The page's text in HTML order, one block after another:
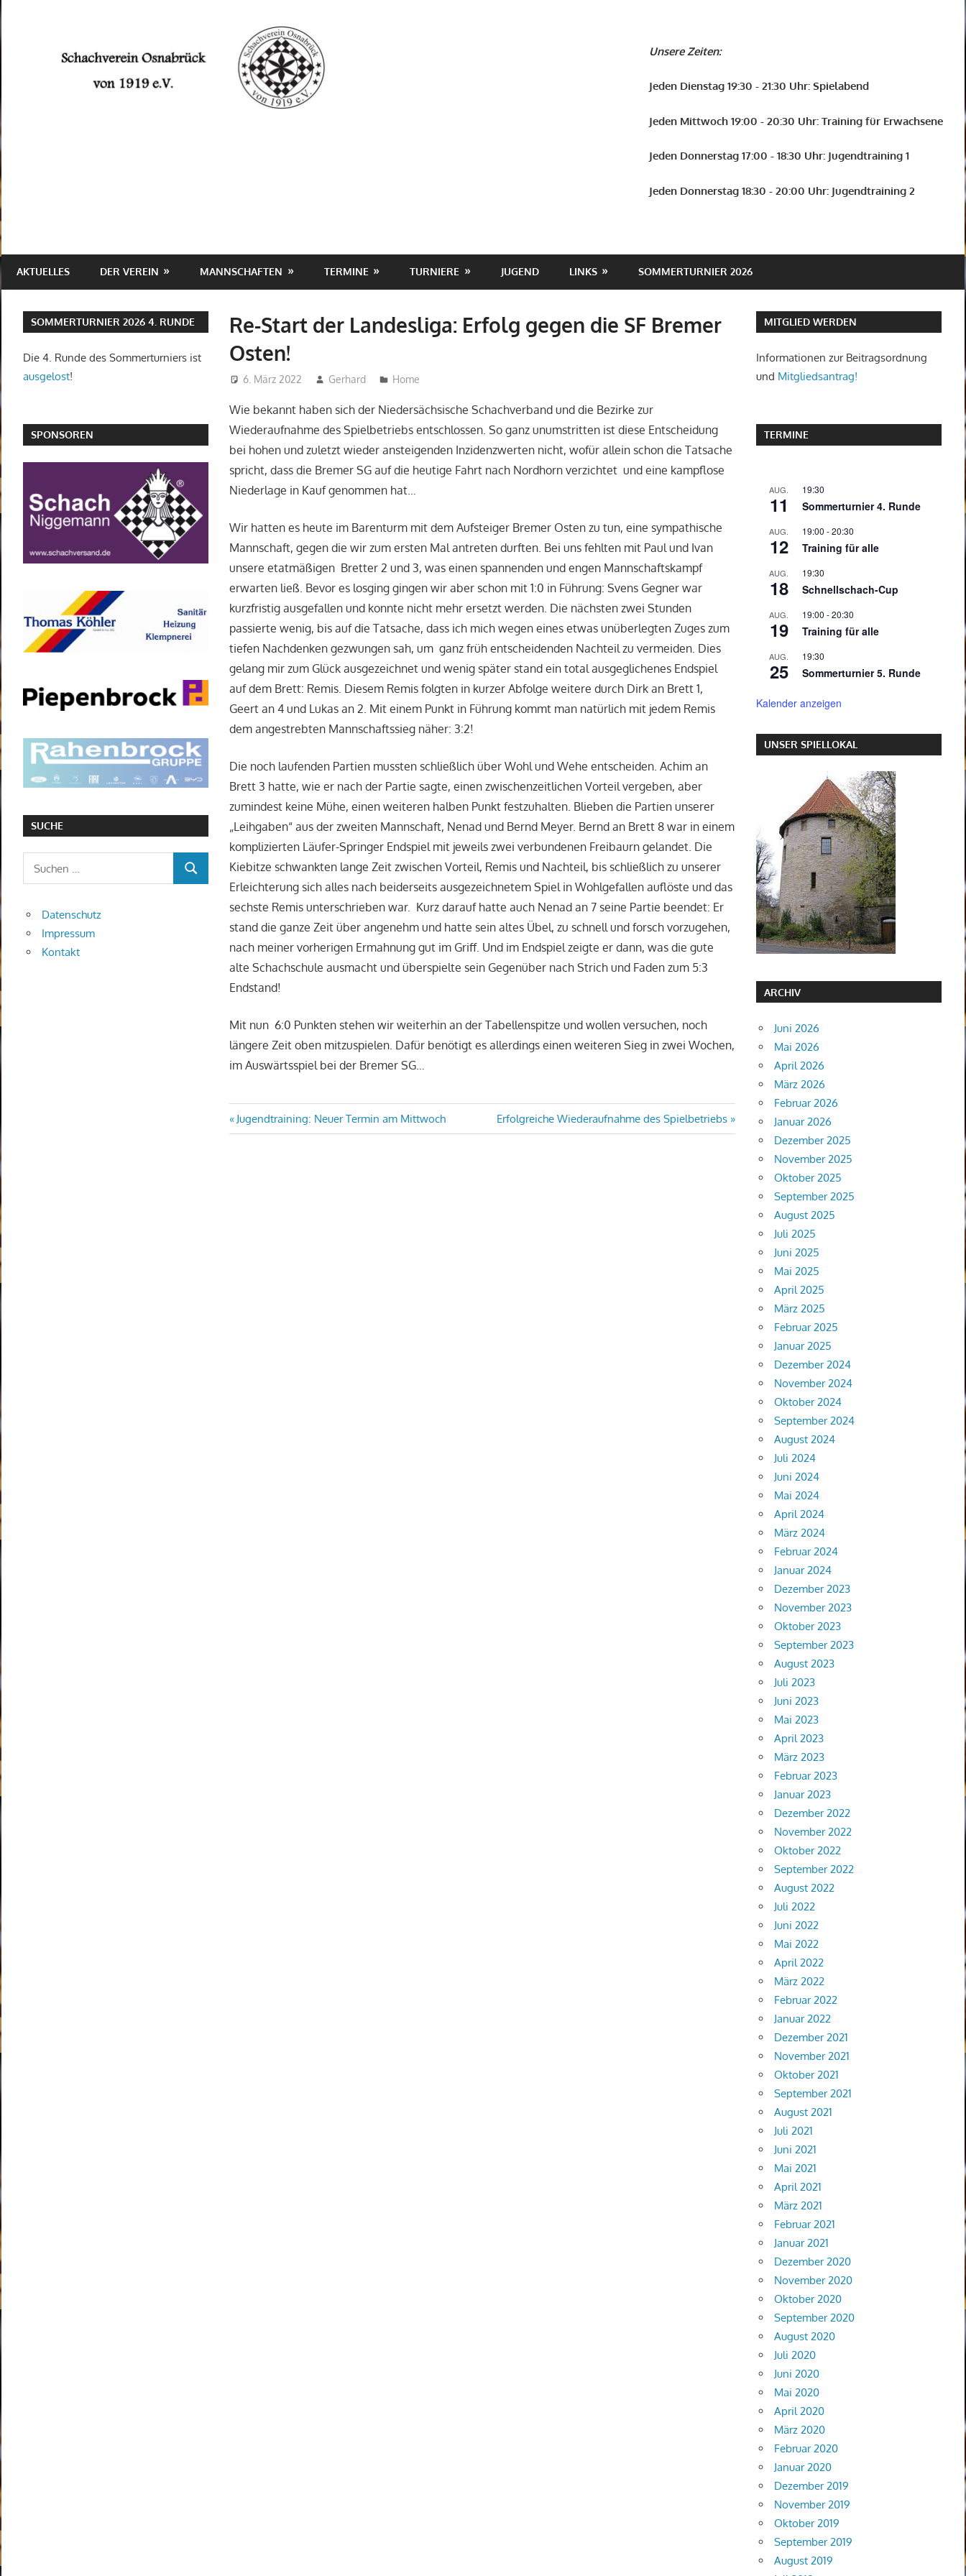
Zum
springen
Unsere Zeiten:
Jeden Dienstag 19:30 - 21:30 Uhr: Spielabend
Jeden Mittwoch 19:00 - 20:30 Uhr: Training für Erwachsene
Jeden Donnerstag 17:00 - 18:30 Uhr: Jugendtraining 1
Jeden Donnerstag 18:30 - 20:00 Uhr: Jugendtraining 2
AKTUELLES DER VEREIN MANNSCHAFTEN TERMINE TURNIERE JUGEND LINKS SOMMERTURNIER 2026
Re-Start der Landesliga: Erfolg gegen die SF Bremer
Osten!
6. März 2022 Gerhard Home
Wie bekannt haben sich der Niedersächsische Schachverband und die Bezirke zur
Wiederaufnahme des Spielbetriebs entschlossen. So ganz unumstritten ist diese Entscheidung
bei hohen und zuletzt wieder ansteigenden Inzidenzwerten nicht, wofür allein schon die Tatsache
spricht, dass die Bremer SG auf die heutige Fahrt nach Nordhorn verzichtet und eine kampflose
Niederlage in Kauf genommen hat…
Wir hatten es heute im Barenturm mit dem Aufsteiger Bremer Osten zu tun, eine sympathische
Mannschaft, gegen die wir zum ersten Mal antreten durften. Bei uns fehlten mit Paul und Ivan
unsere etatmäßigen Bretter 2 und 3, was einen spannenden und engen Mannschaftskampf
erwarten ließ. Bevor es losging gingen wir aber schon mit 1:0 in Führung: Svens Gegner war
kurzfristig ausgefallen und konnte nicht mehr ersetzt werden. Die nächsten zwei Stunden
passierte wenig, bis auf die Tatsache, dass ich mich wegen eines etwas unüberlegten Zuges zum
tiefen Nachdenken gezwungen sah, um ganz früh entscheidenden Nachteil zu vermeiden. Dies
gelang mir zum Glück ausgezeichnet und wenig später stand ein total ausgeglichenes Endspiel
auf dem Brett: Remis. Diesem Remis folgten in kurzer Abfolge weitere durch Dirk an Brett 1,
Geert an 4 und Lukas an 2. Mit einem Punkt in Führung kommt man natürlich mit jedem Remis
dem angestrebten Mannschaftssieg näher: 3:2!
Die noch laufenden Partien mussten schließlich über Wohl und Wehe entscheiden. Achim an
Brett 3 hatte, wie er nach der Partie sagte, einen zwischenzeitlichen Vorteil vergeben, aber
zumindest keine Mühe, einen weiteren halben Punkt festzuhalten. Blieben die Partien unserer
„Leihgaben“ aus der zweiten Mannschaft, Nenad und Bernd Meyer. Bernd an Brett 8 war in einem
komplizierten Läufer-Springer Endspiel mit jeweils zwei verbundenen Freibaurn gelandet. Die
Kiebitze schwankten lange Zeit zwischen Vorteil, Remis und Nachteil, bis schließlich zu unserer
Erleichterung sich alles nach beiderseits ausgezeichnetem Spiel in Wohlgefallen auflöste und das
sechste Remis unterschrieben war. Kurz darauf hatte auch Nenad an 7 seine Partie beendet: Er
stand die ganze Zeit über angenehm und hatte sein altes Übel, zu schnell und forsch vorzugehen,
nach meiner vorherigen Ermahnung gut im Griff. Und im Endspiel zeigte er dann, was die gute
alte Schachschule ausmacht und überspielte sein Gegenüber nach Strich und Faden zum 5:3
Endstand!
Mit nun 6:0 Punkten stehen wir weiterhin an der Tabellenspitze und wollen versuchen, noch
längere Zeit oben mitzuspielen. Dafür benötigt es allerdings einen weiteren Sieg in zwei Wochen,
im Auswärtsspiel bei der Bremer SG…
Beitragsnavigation
Vorheriger
Beitrag:
Jugendtraining: Neuer Termin am Mittwoch
Nächster
Beitrag:
Erfolgreiche Wiederaufnahme des Spielbetriebs
SOMMERTURNIER 2026 4. RUNDE
Die 4. Runde des Sommerturniers ist
ausgelost!
SPONSOREN
SUCHE
SUCHEN
Datenschutz
Impressum
Kontakt
MITGLIED WERDEN
Informationen zur Beitragsordnung
und Mitgliedsantrag!
TERMINE
AUG.
11
19:30
Sommerturnier 4. Runde
AUG.
12
19:00 -20:30
Training für alle
AUG.
18
19:30
Schnellschach-Cup
AUG.
19
19:00 -20:30
Training für alle
AUG.
25
19:30
Sommerturnier 5. Runde
Kalender anzeigen
UNSER SPIELLOKAL
ARCHIV
Juni 2026
Mai 2026
April 2026
März 2026
Februar 2026
Januar 2026
Dezember 2025
November 2025
Oktober 2025
September 2025
August 2025
Juli 2025
Juni 2025
Mai 2025
April 2025
März 2025
Februar 2025
Januar 2025
Dezember 2024
November 2024
Oktober 2024
September 2024
August 2024
Juli 2024
Juni 2024
Mai 2024
April 2024
März 2024
Februar 2024
Januar 2024
Dezember 2023
November 2023
Oktober 2023
September 2023
August 2023
Juli 2023
Juni 2023
Mai 2023
April 2023
März 2023
Februar 2023
Januar 2023
Dezember 2022
November 2022
Oktober 2022
September 2022
August 2022
Juli 2022
Juni 2022
Mai 2022
April 2022
März 2022
Februar 2022
Januar 2022
Dezember 2021
November 2021
Oktober 2021
September 2021
August 2021
Juli 2021
Juni 2021
Mai 2021
April 2021
März 2021
Februar 2021
Januar 2021
Dezember 2020
November 2020
Oktober 2020
September 2020
August 2020
Juli 2020
Juni 2020
Mai 2020
April 2020
März 2020
Februar 2020
Januar 2020
Dezember 2019
November 2019
Oktober 2019
September 2019
August 2019